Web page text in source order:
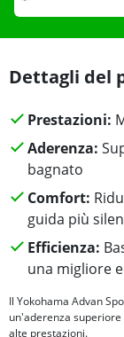
Dettagli del
Prestazioni:
Aderenza:
bagnato
Comfort:
guida più
Efficienza:
una migliore
Il Yokohama Advan
un'aderenza
alte prestazioni.